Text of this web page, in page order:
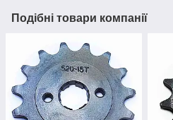
Подібні товари компанії